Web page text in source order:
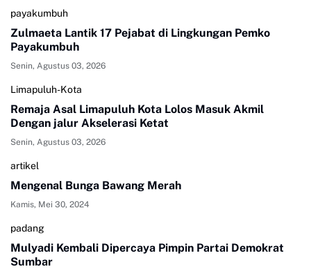
payakumbuh
Zulmaeta Lantik 17 Pejabat di Lingkungan Pemko
Payakumbuh
Senin, Agustus 03, 2026
Limapuluh-Kota
Remaja Asal Limapuluh Kota Lolos Masuk Akmil
Dengan jalur Akselerasi Ketat
Senin, Agustus 03, 2026
artikel
Mengenal Bunga Bawang Merah
Kamis, Mei 30, 2024
padang
Mulyadi Kembali Dipercaya Pimpin Partai Demokrat
Sumbar